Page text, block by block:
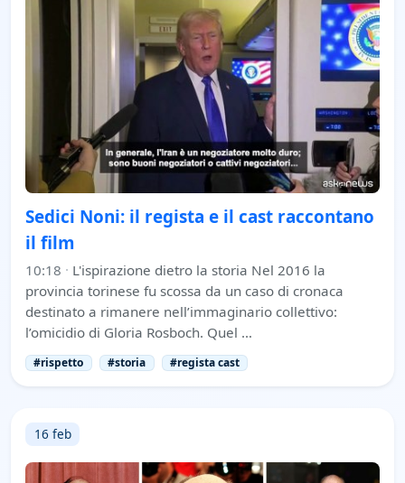
Sedici Noni: il regista e il cast raccontano
il film
10:18 · L'ispirazione dietro la storia Nel 2016 la
provincia torinese fu scossa da un caso di cronaca
destinato a rimanere nell’immaginario collettivo:
l’omicidio di Gloria Rosboch. Quel …
#rispetto #storia #regista cast
16 feb